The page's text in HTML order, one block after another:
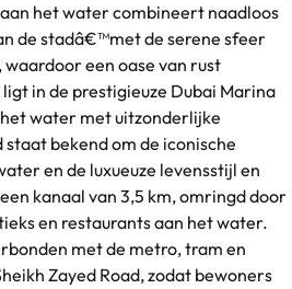
het water combineert naadloos
de stadâ€™met de serene sfeer
een oase van rust
in de prestigieuze Dubai Marina
water met uitzonderlijke
bekend om de iconische
en de luxueuze levensstijl en
kanaal van 3,5 km, omringd door
en restaurants aan het water.
met de metro, tram en
Zayed Road, zodat bewoners